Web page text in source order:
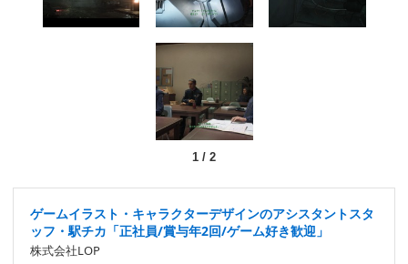
1/ 2
ゲームイラスト・キャラクターデザインのアシスタントスタ
ッフ・駅チカ「正社員/賞与年2回/ゲーム好き歓迎」
株式会社LOP